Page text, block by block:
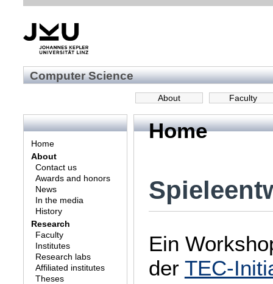
Computer Science
Faculty
About
Home
About
Contact us
Awards and honors
News
In the media
History
Research
Faculty
Institutes
Research labs
Affiliated institutes
Theses
Home
Ein
der TEC-